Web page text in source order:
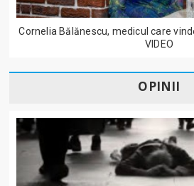
Cornelia Bălănescu, medicul care
VIDEO
OPINII